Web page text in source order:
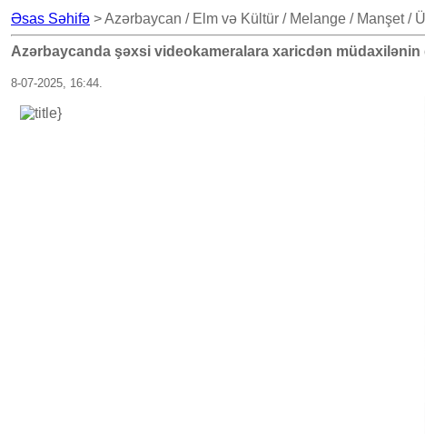
Əsas Səhifə > Azərbaycan / Elm və Kültür / Melange / Manşet /
Azərbaycanda şəxsi videokameralara xaricdən müdaxilənin
8-07-2025, 16:44.